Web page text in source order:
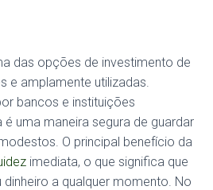
das opções de investimento de
e amplamente utilizadas.
bancos e instituições
uma maneira segura de guardar
O principal benefício da
imediata, o que significa que
a qualquer momento. No